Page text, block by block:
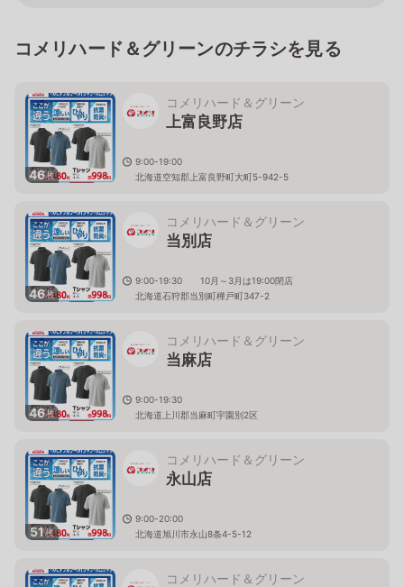
コメリハード＆グリーンのチラシを見る
46枚
コメリハード＆グリーン
上富良野店
9:00-19:00
北海道空知郡上富良野町大町5-942-5
46枚
コメリハード＆グリーン
当別店
9:00-19:30 10月～3月は19:00閉店
北海道石狩郡当別町樺戸町347-2
46枚
コメリハード＆グリーン
当麻店
9:00-19:30
北海道上川郡当麻町宇園別2区
51枚
コメリハード＆グリーン
永山店
9:00-20:00
北海道旭川市永山8条4-5-12
コメリハード＆グリーン